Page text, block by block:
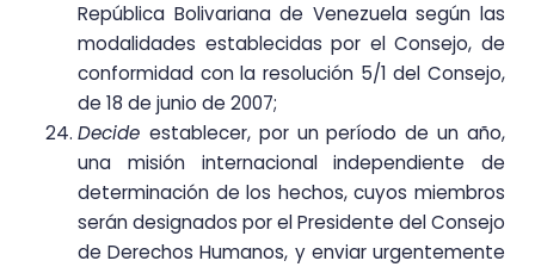
República Bolivariana de Venezuela según las
modalidades establecidas por el Consejo, de
conformidad con la resolución 5/1 del Consejo,
de 18 de junio de 2007;
Decide establecer, por un período de un año,
una misión internacional independiente de
determinación de los hechos, cuyos miembros
serán designados por el Presidente del Consejo
de Derechos Humanos, y enviar urgentemente